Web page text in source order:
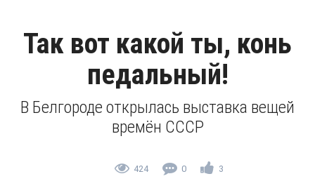
Так вот какой ты, конь
педальный!
В Белгороде открылась выставка вещей
времён СССР
424 0 3